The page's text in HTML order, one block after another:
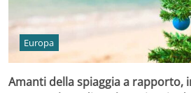
Europa
Amanti della spiaggia a rapporto,